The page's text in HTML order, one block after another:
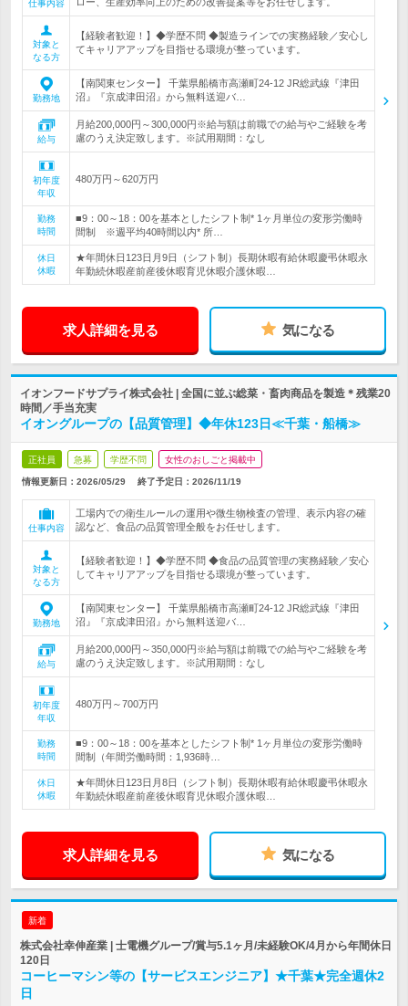
仕事内容
対象と
なる方
【経験者歓迎！】◆学歴不問 ◆製造ラインでの実務経験／安心し
てキャリアアップを目指せる環境が整っています。
勤務地
【南関東センター】 千葉県船橋市高瀬町24-12 JR総武線『津田
沼』『京成津田沼』から無料送迎バ…
給与
月給200,000円～300,000円※給与額は前職での給与やご経験を考
慮のうえ決定致します。※試用期間：なし
初年度
年収
480万円～620万円
勤務
時間
■9：00～18：00を基本としたシフト制* 1ヶ月単位の変形労働時
間制 ※週平均40時間以内* 所…
休日
休暇
★年間休日123日月9日（シフト制）長期休暇有給休暇慶弔休暇永
年勤続休暇産前産後休暇育児休暇介護休暇…
求人詳細を見る 気になる
イオンフードサプライ株式会社 | 全国に並ぶ総菜・畜肉商品を製造＊残業20
時間／手当充実
イオングループの【品質管理】◆年休123日≪千葉・船橋≫
正社員 急募 学歴不問 女性のおしごと掲載中
情報更新日：2026/05/29 終了予定日： 2026/11/19
仕事内容
工場内での衛生ルールの運用や微生物検査の管理、表示内容の確
認など、食品の品質管理全般をお任せします。
対象と
なる方
【経験者歓迎！】◆学歴不問 ◆食品の品質管理の実務経験／安心
してキャリアアップを目指せる環境が整っています。
勤務地
【南関東センター】 千葉県船橋市高瀬町24-12 JR総武線『津田
沼』『京成津田沼』から無料送迎バ…
給与
月給200,000円～350,000円※給与額は前職での給与やご経験を考
慮のうえ決定致します。※試用期間：なし
初年度
年収
480万円～700万円
勤務
時間
■9：00～18：00を基本としたシフト制* 1ヶ月単位の変形労働時
間制（年間労働時間：1,936時…
休日
休暇
★年間休日123日月8日（シフト制）長期休暇有給休暇慶弔休暇永
年勤続休暇産前産後休暇育児休暇介護休暇…
求人詳細を見る 気になる
新着
株式会社幸伸産業 | 士電機グループ/賞与5.1ヶ月/未経験OK/4月から年間休日
120日
コーヒーマシン等の【サービスエンジニア】★千葉★完全週休2
日